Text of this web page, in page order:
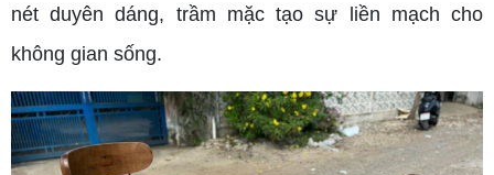
nét duyên dáng, trầm mặc tạo sự liền mạch cho
không gian sống.